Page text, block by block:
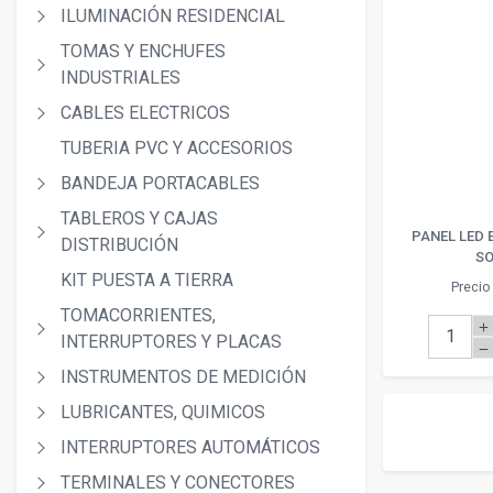
ILUMINACIÓN RESIDENCIAL
TOMAS Y ENCHUFES
INDUSTRIALES
CABLES ELECTRICOS
TUBERIA PVC Y ACCESORIOS
BANDEJA PORTACABLES
TABLEROS Y CAJAS
DISTRIBUCIÓN
KIT PUESTA A TIERRA
TOMACORRIENTES,
INTERRUPTORES Y PLACAS
INSTRUMENTOS DE MEDICIÓN
LUBRICANTES, QUIMICOS
INTERRUPTORES AUTOMÁTICOS
TERMINALES Y CONECTORES
PANEL LED
Precio
add
remove